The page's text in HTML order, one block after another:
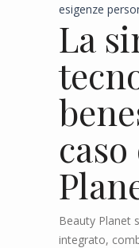
esigenze
La
Beauty Planet
integrato,